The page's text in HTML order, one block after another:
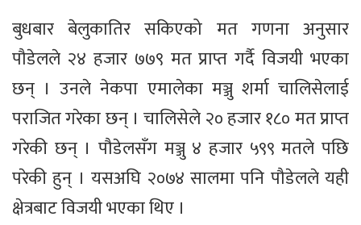
बुधबार बेलुकातिर सकिएको मत गणना अनुसार
पौडेलले २४ हजार ७७९ मत प्राप्त गर्दै विजयी भएका
छन् । उनले नेकपा एमालेका मञ्जु शर्मा चालिसेलाई
पराजित गरेका छन् । चालिसेले २० हजार १८० मत प्राप्त
गरेकी छन् । पौडेलसँग मञ्जु ४ हजार ५९९ मतले पछि
परेकी हुन् । यसअघि २०७४ सालमा पनि पौडेलले यही
क्षेत्रबाट विजयी भएका थिए ।